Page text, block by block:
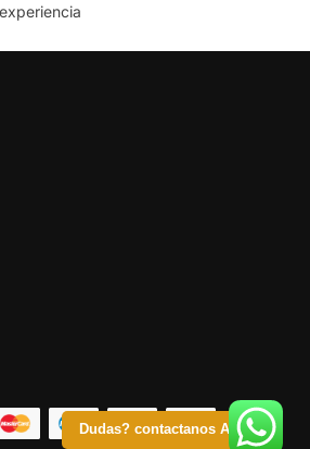
Dudas? contactanos Ahora